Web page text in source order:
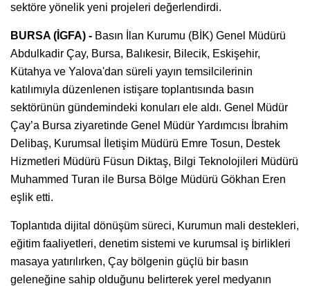
sektöre yönelik yeni projeleri değerlendirdi.
BURSA (İGFA) - Basın İlan Kurumu (BİK) Genel Müdürü
Abdulkadir Çay, Bursa, Balıkesir, Bilecik, Eskişehir,
Kütahya ve Yalova'dan süreli yayın temsilcilerinin
katılımıyla düzenlenen istişare toplantısında basın
sektörünün gündemindeki konuları ele aldı. Genel Müdür
Çay’a Bursa ziyaretinde Genel Müdür Yardımcısı İbrahim
Delibaş, Kurumsal İletişim Müdürü Emre Tosun, Destek
Hizmetleri Müdürü Füsun Diktaş, Bilgi Teknolojileri Müdürü
Muhammed Turan ile Bursa Bölge Müdürü Gökhan Eren
eşlik etti.
Toplantıda dijital dönüşüm süreci, Kurumun mali destekleri,
eğitim faaliyetleri, denetim sistemi ve kurumsal iş birlikleri
masaya yatırılırken, Çay bölgenin güçlü bir basın
geleneğine sahip olduğunu belirterek yerel medyanın